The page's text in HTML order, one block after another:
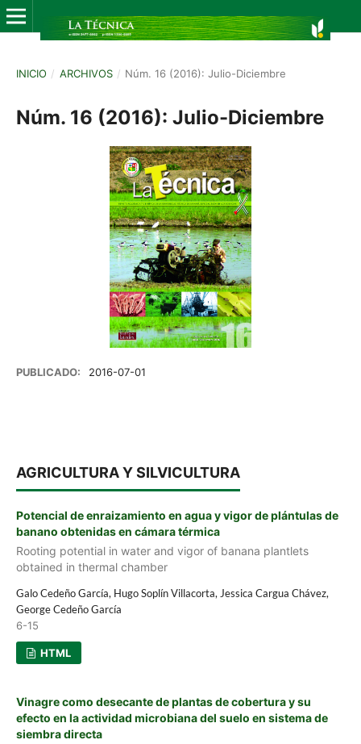
INICIO / ARCHIVOS / Núm. 16 (2016): Julio-Diciembre
Núm. 16 (2016): Julio-Diciembre
PUBLICADO: 2016-07-01
AGRICULTURA Y SILVICULTURA
Potencial de enraizamiento en agua y vigor de plántulas de
banano obtenidas en cámara térmica
Rooting potential in water and vigor of banana plantlets
obtained in thermal chamber
Galo Cedeño García, Hugo Soplín Villacorta, Jessica Cargua Chávez,
George Cedeño García
6-15
HTML
Vinagre como desecante de plantas de cobertura y su
efecto en la actividad microbiana del suelo en sistema de
siembra directa